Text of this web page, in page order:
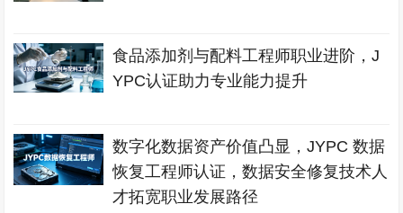
食品添加剂与配料工程师职业进阶，J
YPC认证助力专业能力提升
数字化数据资产价值凸显，JYPC 数据
恢复工程师认证，数据安全修复技术人
才拓宽职业发展路径